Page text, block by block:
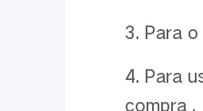
3. Para
4. Para
compra .